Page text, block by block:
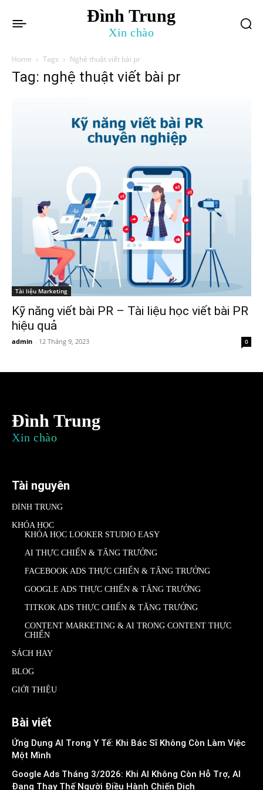
Đình Trung
Xin chào
Home Tags Nghệ thuật viết bài pr
Tag: nghệ thuật viết bài pr
Tài liệu Marketing
Kỹ năng viết bài PR – Tài liệu học viết bài PR
hiệu quả
admin - 12 Tháng 9, 2023 0
Đình Trung
Xin chào
Tài nguyên
ĐÌNH TRUNG
KHÓA HỌC
KHÓA HỌC LOOKER STUDIO EASY
AI THỰC CHIẾN & TĂNG TRƯỞNG
FACEBOOK ADS THỰC CHIẾN & TĂNG TRƯỞNG
GOOGLE ADS THỰC CHIẾN & TĂNG TRƯỞNG
TITKOK ADS THỰC CHIẾN & TĂNG TRƯỞNG
CONTENT MARKETING & AI TRONG CONTENT THỰC
CHIẾN
SÁCH HAY
BLOG
GIỚI THIỆU
Bài viết
Ứng Dụng AI Trong Y Tế: Khi Bác Sĩ Không Còn Làm Việc
Một Mình
Google Ads Tháng 3/2026: Khi AI Không Còn Hỗ Trợ, AI
Đang Thay Thế Người Điều Hành Chiến Dịch